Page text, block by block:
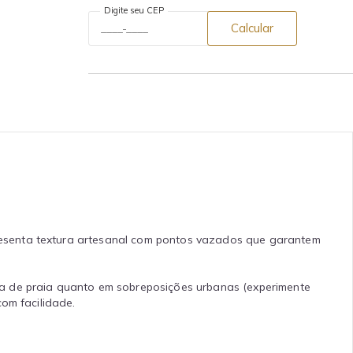
Digite seu CEP
Calcular
textura artesanal com pontos vazados que garantem
praia quanto em sobreposições urbanas (experimente
facilidade.